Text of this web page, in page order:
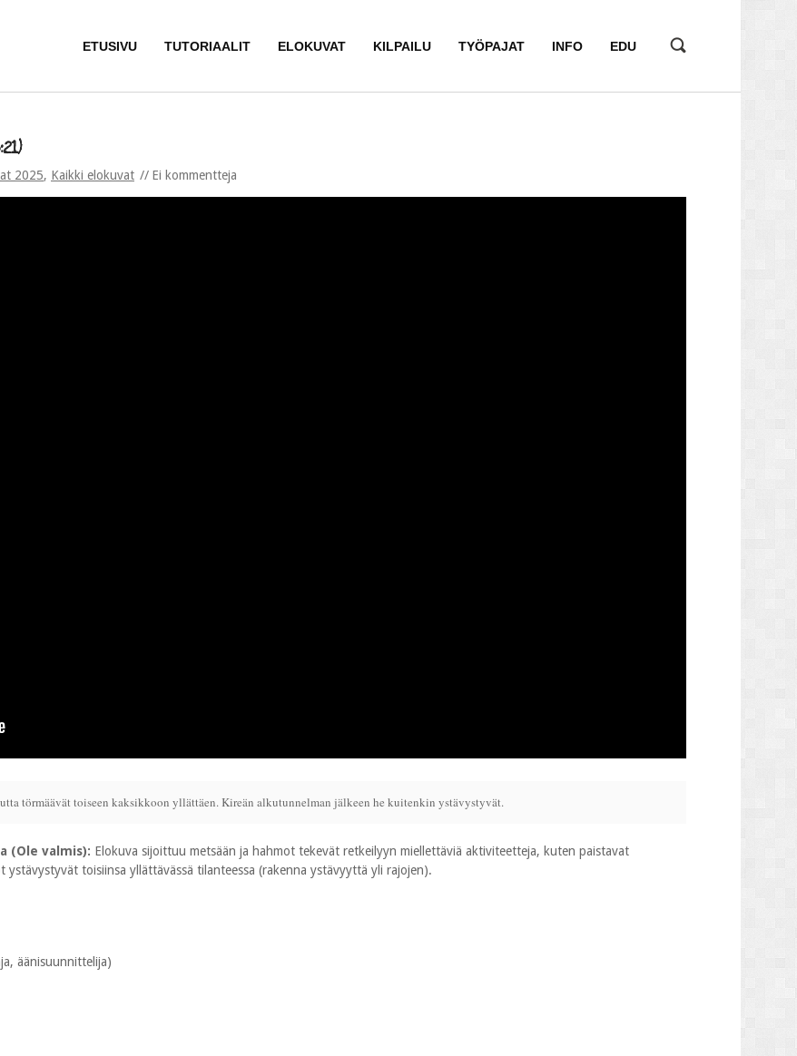
ETUSIVU TUTORIAALIT ELOKUVAT KILPAILU TYÖPAJAT INFO EDU
2025, Kaikki elokuvat Ei kommentteja
törmäävät toiseen kaksikkoon yllättäen. Kireän alkutunnelman jälkeen he kuitenkin ystävystyvät.
(Ole valmis): Elokuva sijoittuu metsään ja hahmot tekevät retkeilyyn miellettäviä aktiviteetteja, kuten paistavat
toisiinsa yllättävässä tilanteessa (rakenna ystävyyttä yli rajojen).
äänisuunnittelija)